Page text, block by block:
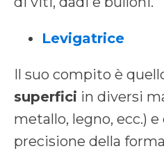
Levigatrice
Il suo compito è
superfici in diversi
metallo, legno, ecc.)
precisione della